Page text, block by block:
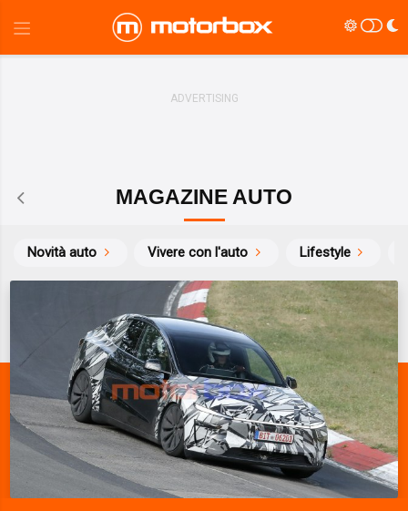
MAGAZINE AUTO
Novità auto Vivere con l'auto Lifestyle